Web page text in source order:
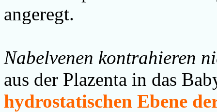
angeregt.
Nabelvenen kontrahieren
aus der Plazenta in das
hydrostatischen Ebene